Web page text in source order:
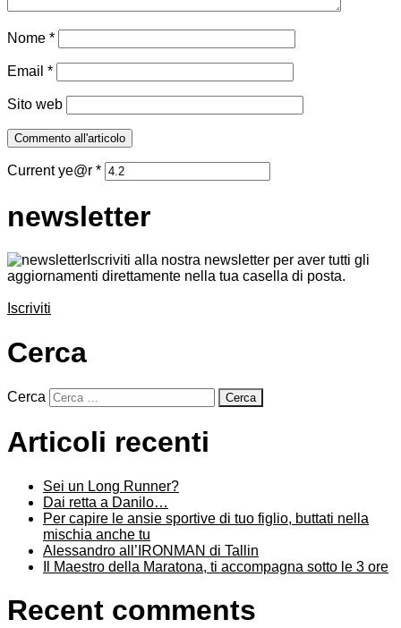
Nome *
Email *
Sito web
Current ye@r *
newsletter
Iscriviti alla nostra newsletter per aver tutti gli
aggiornamenti direttamente nella tua casella di posta.
Iscriviti
Cerca
Cerca
Articoli recenti
Sei un Long Runner?
Dai retta a Danilo…
Per capire le ansie sportive di tuo figlio, buttati nella
mischia anche tu
Alessandro all’IRONMAN di Tallin
Il Maestro della Maratona, ti accompagna sotto le 3 ore
Recent comments